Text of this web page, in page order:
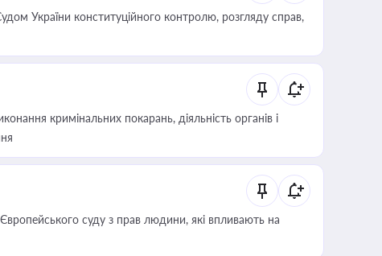
України конституційного контролю, розгляду справ,
кримінальних покарань, діяльність органів і
суду з прав людини, які впливають на